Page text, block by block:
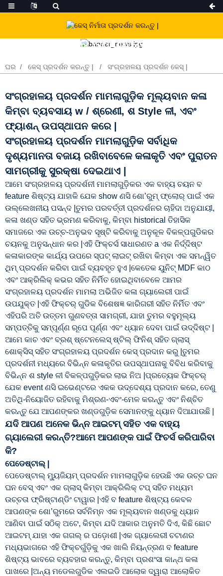
ଆମର ଉତ୍ପାଦଗୁଡିକ |
ଘର କେସ୍ ପ୍ରଦର୍ଶନ କରନ୍ତୁ | ସଂଗ୍ରହାଳୟ ପ୍ରଦର୍ଶନ କେସ୍ |
ସଂଗ୍ରହାଳୟ ପ୍ରଦର୍ଶନ ମାମଲାଗୁଡ଼ିକ ମୂଲ୍ୟବାନ କଳା
କିମ୍ବା ବ୍ୟବସାୟ w / ଶ୍ରେଣୀ, ଶ Style ଳୀ, ଏବଂ
ଫ୍ୟାଶନ୍ ଉପସ୍ଥାପନ କରେ |
ସଂଗ୍ରହାଳୟ ପ୍ରଦର୍ଶନ ମାମଲାଗୁଡ଼ିକ ସର୍ବାଧିକ
ଦୃଶ୍ୟମାନତା ବଜାୟ ରଖିବାବେଳେ କଳାକୃତି ଏବଂ ପୁରାତନ
ସାମଗ୍ରୀକୁ ସୁରକ୍ଷା ଦେଇଥାଏ |
ଆମେ ସଂଗ୍ରହାଳୟ ପ୍ରଦର୍ଶନୀ ମାମଲାଗୁଡ଼ିକର ଏକ ବାହ୍ୟ ଚୟନ ବ
feature ଶିଷ୍ଟ୍ୟ ଯାହାକି ଯେକ show ଣସି ଶୋ’ରୁମ୍ ଫ୍ଲୋର୍ ପାଇଁ ଏକ
ଉଲ୍ଲେଖନୀୟ ପସନ୍ଦ |ତୁମର ପରବର୍ତ୍ତୀ ପ୍ରଦର୍ଶନର ଚାହିଦା ଅନୁଯାୟୀ,
କଳା ଖଣ୍ଡ ସହିତ ଭ୍ରମଣ କରିବାକୁ, କିମ୍ବା historical ତିହାସିକ
ସମାଜରେ ଏକ ଉଚ୍ଚ-ଅନୁଭବ ସୃଷ୍ଟି କରିବାକୁ ଅନୁକୂଳ ବିକଳ୍ପଗୁଡିକର
ଚୟନକୁ ଅନୁସନ୍ଧାନ କର |ଏହି ଫିକ୍ଚର୍ସ ସାଧାରଣତ a ଏକ ନିର୍ଦ୍ଦିଷ୍ଟ
କଳାକାରଙ୍କ କାର୍ଯ୍ୟ ଉପରେ ସ୍ପଟ୍ ଲାଇଟ୍ ରଖିବା କିମ୍ବା ଏକ ସମନ୍ୱିତ
ଥିମ୍ ପ୍ରଦର୍ଶନ କରିବା ପାଇଁ ବ୍ୟବହୃତ ହୁଏ |କେତେକ ୟୁନିଟ୍ MDF କାଠ
ଏବଂ ଆକ୍ରିଲିକ୍ କଭର ସହିତ ନିର୍ମିତ ହୋଇଥିବାବେଳେ ଆମର
ସଂଗ୍ରହାଳୟ ପ୍ରଦର୍ଶନ ମାମଲା ଅଭିଜିତ କଳା ଗ୍ୟାଲେରୀ ପାଇଁ
ଉପଯୁକ୍ତ |ଏହି ଫିକ୍ଚର୍ ଗୁଡିକ ବିଶେଷଜ୍ଞ କାରିଗରୀ ସହିତ ନିର୍ମିତ ଏବଂ
ଏହିପରି ଅତି ଉତ୍ତମ ଗୁଣବତ୍ତା ସାମଗ୍ରୀ, ଯାହା ତୁମର ବହୁମୂଲ୍ୟ
ସମ୍ପତ୍ତିକୁ ସମ୍ପୂର୍ଣ୍ଣ ରୂପେ ପୂର୍ଣ୍ଣ ଏବଂ ଧ୍ୟାନ ଦେବା ପାଇଁ ଉଦ୍ଦିଷ୍ଟ |
ଆମେ କାଚ ଏବଂ ବ୍ରଶ୍ ଷ୍ଟେନଲେସ୍ ଷ୍ଟିଲ୍ ଫିନିଶ୍ ସହିତ ଗ୍ଲାସ୍
ଶୋକ୍ସିସ୍ ସହିତ ସଂଗ୍ରହାଳୟ ପ୍ରଦର୍ଶନ କେସ୍ ପ୍ରଦାନ କରୁ |ତୁମର
ପ୍ରଦର୍ଶନୀ ମଧ୍ୟରେ ବିଭିନ୍ନ କଳାକୃତିର ଉପସ୍ଥାପନାକୁ ବିବିଧ କରିବାକୁ
ବିଭିନ୍ନ ଶ style ଳୀ ବିକଳ୍ପଗୁଡ଼ିକର ଲାଭ ନିଅ |ପ୍ରତ୍ୟେକ ଫିକ୍ଚର୍
ଯେକ event ଣସି ଇଭେଣ୍ଟରେ ଏକକ ଉଦ୍ଦେଶ୍ୟ ପ୍ରଦାନ କରେ, ତେଣୁ
ଅତିଥି-ନିୟୋଜିତ ରହିବାକୁ ମିଶ୍ରଣ-ଏବଂ-ମେଳ କରନ୍ତୁ ଏବଂ ନିଶ୍ଚିତ
କରନ୍ତୁ ଯେ ଆପଣଙ୍କର ଖଣ୍ଡଗୁଡ଼ିକ ସେମାନଙ୍କୁ ଧ୍ୟାନ ଦିଆଯାଉଛି |
ଯଦି ଆପଣ ଅନେକ ଭିନ୍ନ ଆଇଟମ୍ ସହିତ ଏକ ବାହ୍ୟ
ଗ୍ୟାଲେରୀ କରନ୍ତି?ଆମେ ଆପଣଙ୍କ ପାଇଁ ଫିଚର୍ସ କରିପାରିବା
କି?
ପେଡେଷ୍ଟାଲ୍ |
ପେଡେଷ୍ଟାଲ୍ ମ୍ୟୁଜିୟମ୍ ପ୍ରଦର୍ଶନ ମାମଲାଗୁଡ଼ିକ ହେଉଛି ଏକ ଉଚ୍ଚ ଘନ
ଘନ ବେସ୍ ଏବଂ ଏକ ଗ୍ଲାସ୍ କିମ୍ବା ଆକ୍ରିଲିକ୍ ଟପ୍ ସହିତ ମଧ୍ୟମ
ଉଚ୍ଚତା ଫ୍ରିଷ୍ଟାଣ୍ଡିଂ ଟାୱାର |ଏହି ବ feature ଶିଷ୍ଟ୍ୟ କେବଳ
ଆପଣଙ୍କ ଶୋ’ରୁମରେ ସର୍ବନିମ୍ନ ଏକ ମୂଲ୍ୟବାନ ଖଣ୍ଡକୁ ଧ୍ୟାନ
ଆଣିବା ପାଇଁ ସଠିକ୍ ଅଟେ, କିମ୍ବା ଯଦି ଆକାର ଅନୁମତି ଦିଏ, କିଛି ଛୋଟ
ଆଇଟମ୍ ଯାହା ଏକ ଗଗଲ୍ ର ପଡ଼ୋଶୀ |ଏକ ଗ୍ୟାଲେରୀ ଚଟାଣର
ମଧ୍ୟଭାଗରେ ଏହି ଫିକ୍ଚର୍ଗୁଡ଼ିକୁ ଏକ ଖାଲି ନିୟନ୍ତ୍ରଣ ବ feature
ଶିଷ୍ଟ୍ୟ ଭାବରେ ବ୍ୟବହାର କରନ୍ତୁ, କିମ୍ବା ପ୍ରଶଂସା କାନ୍ଥ କଳା
ପାଖରେ |ଅନ୍ୟ ମଡେଲଗୁଡିକ ଏଲଇଡି ଆଲୋକ ଦ୍ୱାରା ଆଲୋକିତ